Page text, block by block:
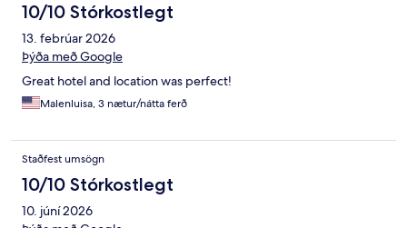
10/10 Stórkostlegt
13. febrúar 2026
Þýða með Google
Great hotel and location was perfect!
Malenluisa, 3 nætur/nátta ferð
Staðfest umsögn
10/10 Stórkostlegt
10. júní 2026